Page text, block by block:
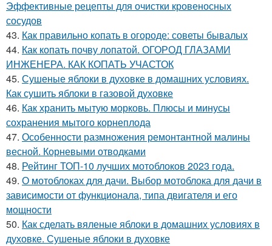
Эффективные рецепты для очистки кровеносных
сосудов
43. Как правильно копать в огороде: советы бывалых
44. Как копать почву лопатой. ОГОРОД ГЛАЗАМИ
ИНЖЕНЕРА. КАК КОПАТЬ УЧАСТОК
45. Сушеные яблоки в духовке в домашних условиях.
Как сушить яблоки в газовой духовке
46. Как хранить мытую морковь. Плюсы и минусы
сохранения мытого корнеплода
47. Особенности размножения ремонтантной малины
весной. Корневыми отводками
48. Рейтинг ТОП-10 лучших мотоблоков 2023 года.
49. О мотоблоках для дачи. Выбор мотоблока для дачи в
зависимости от функционала, типа двигателя и его
мощности
50. Как сделать вяленые яблоки в домашних условиях в
духовке. Сушеные яблоки в духовке